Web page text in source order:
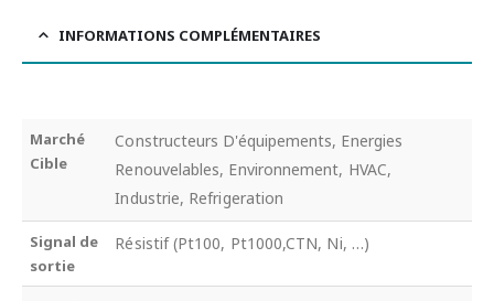
INFORMATIONS COMPLÉMENTAIRES
Marché
Cible
Constructeurs D'équipements, Energies
Renouvelables, Environnement, HVAC,
Industrie, Refrigeration
Signal de
sortie
Résistif (Pt100, Pt1000,CTN, Ni, …)